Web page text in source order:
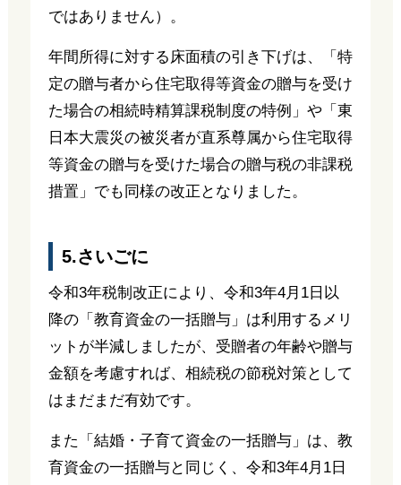
ではありません）。
年間所得に対する床面積の引き下げは、「特
定の贈与者から住宅取得等資金の贈与を受け
た場合の相続時精算課税制度の特例」や「東
日本大震災の被災者が直系尊属から住宅取得
等資金の贈与を受けた場合の贈与税の非課税
措置」でも同様の改正となりました。
5.さいごに
令和3年税制改正により、令和3年4月1日以
降の「教育資金の一括贈与」は利用するメリ
ットが半減しましたが、受贈者の年齢や贈与
金額を考慮すれば、相続税の節税対策として
はまだまだ有効です。
また「結婚・子育て資金の一括贈与」は、教
育資金の一括贈与と同じく、令和3年4月1日